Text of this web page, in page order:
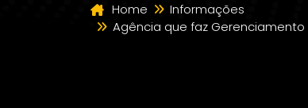
Home
Informações
Agência que faz